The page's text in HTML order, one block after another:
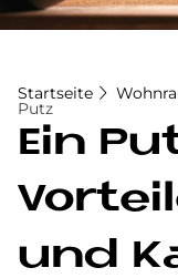
Startseite
Putz
Ein
und